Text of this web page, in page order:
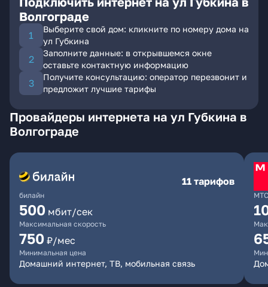
Волгограде
Выберите свой дом: кликните по номеру дома на
ул Губкина
Заполните данные: в открывшемся окне
оставьте контактную информацию
Получите консультацию: оператор перезвонит и
предложит лучшие тарифы
Провайдеры интернета на ул Губкина в
Волгограде
билайн
11 тарифов
500 мбит/сек
Максимальная скорость
750 ₽/мес
Минимальная цена
Домашний интернет, ТВ, мобильная связь
МТС